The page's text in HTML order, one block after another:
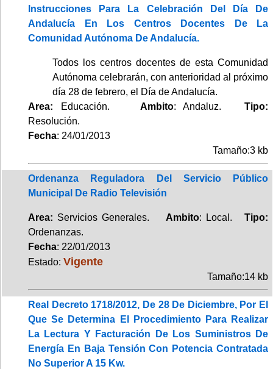
Instrucciones Para La Celebración Del Día De
Andalucía En Los Centros Docentes De La
Comunidad Autónoma De Andalucía.
Todos los centros docentes de esta Comunidad
Autónoma celebrarán, con anterioridad al próximo
día 28 de febrero, el Día de Andalucía.
Area: Educación. Ambito: Andaluz.Tipo:
Resolución.
Fecha: 24/01/2013
Tamaño:3 kb
Ordenanza Reguladora Del Servicio Público
Municipal De Radio Televisión
Area: Servicios Generales. Ambito: Local.Tipo:
Ordenanzas.
Fecha: 22/01/2013
Estado: Vigente
Tamaño:14 kb
Real Decreto 1718/2012, De 28 De Diciembre, Por El
Que Se Determina El Procedimiento Para Realizar
La Lectura Y Facturación De Los Suministros De
Energía En Baja Tensión Con Potencia Contratada
No Superior A 15 Kw.